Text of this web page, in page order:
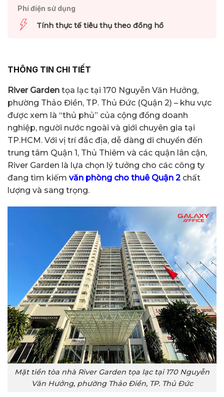
Phí điện sử dụng
Tính thực tế tiêu thụ theo đồng hồ
THÔNG TIN CHI TIẾT
River Garden tọa lạc tại 170 Nguyễn Văn Hưởng,
phường Thảo Điền, TP. Thủ Đức (Quận 2) – khu vực
được xem là “thủ phủ” của cộng đồng doanh
nghiệp, người nước ngoài và giới chuyên gia tại
TP.HCM. Với vị trí đắc địa, dễ dàng di chuyển đến
trung tâm Quận 1, Thủ Thiêm và các quận lân cận,
River Garden là lựa chọn lý tưởng cho các công ty
đang tìm kiếm văn phòng cho thuê Quận 2 chất
lượng và sang trọng.
Mặt tiền tòa nhà River Garden tọa lạc tại 170 Nguyễn
Văn Hưởng, phường Thảo Điền, TP. Thủ Đức